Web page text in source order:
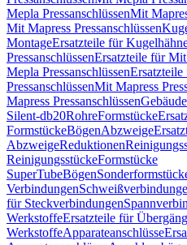
Mepla PressanschlüssenMit
Mit Mapress Pressanschlüssen
MontageErsatzteile für
PressanschlüssenErsatzteile für
Mepla Pressanschlüssen
PressanschlüssenMit Mapress
Mapress Pressanschlüssen
Silent-db20RohreFormstücke
FormstückeBögenAbzweige
AbzweigeReduktionen
ReinigungsstückeFormstücke
SuperTubeBögen
Verbindungen
für Steckverbindungen
WerkstoffeErsatzteile für
WerkstoffeApparateanschlüsse